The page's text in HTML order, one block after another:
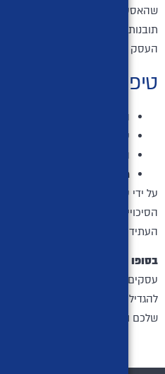
שהאסטרטגיה פועלת כמתוכנן.
תובנות ותגובות שיעזרו לכם
העסק שלכם.
טיפים לעבודה עם
הגדירו מטרות ברורות וניתנות
עבדו בשיתוף פעולה הדוק
היו מוכנים להשקיע זמן וכסף
מדדו את התוצאות של
על ידי עבודה עם חברת שיווק בעלת
הסיכויים שלכם להשיג את מטרות
העתידיות שלכם.
בסופו של דבר,
חברת שיווק
עסקים בכל הגדלים. על ידי בחירת
להגדיל את המודעות למותג שלכם,
שלכם ולשפר את שיעור ההמרה